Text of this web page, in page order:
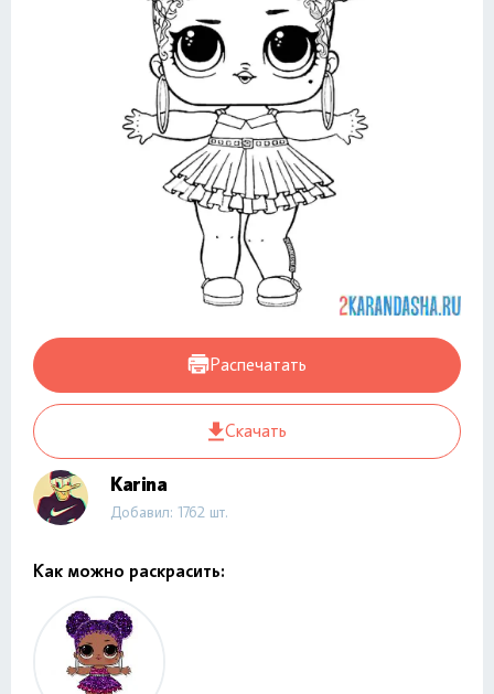
Распечатать
Скачать
Karina
Добавил: 1762 шт.
Как можно раскрасить: